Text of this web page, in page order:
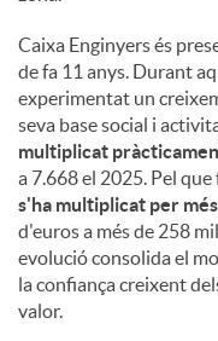
Caixa Enginyers és
de fa 11 anys. Durant
experimentat un
seva base social i
multiplicat
a 7.668 el 2025. Pel que
s'ha multiplicat per
d'euros a més de 258
evolució consolida el
la confiança creixent
valor.